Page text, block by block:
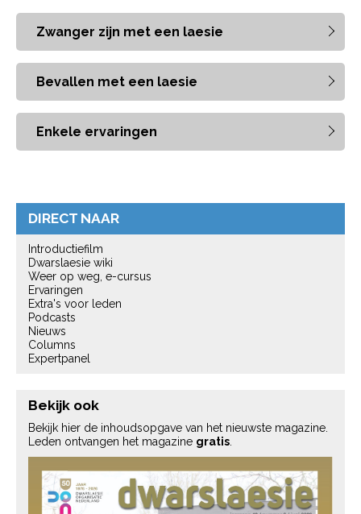
Zwanger zijn met een laesie
Bevallen met een laesie
Enkele ervaringen
DIRECT NAAR
Introductiefilm
Dwarslaesie wiki
Weer op weg, e-cursus
Ervaringen
Extra's voor leden
Podcasts
Nieuws
Columns
Expertpanel
Bekijk ook
Bekijk hier de inhoudsopgave van het nieuwste magazine.
Leden ontvangen het magazine gratis.